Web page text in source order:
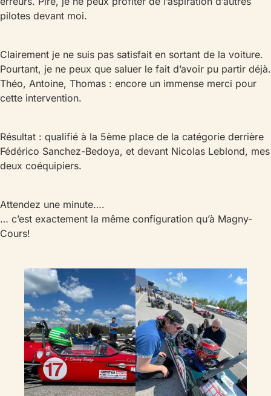
pilotes devant moi.
Clairement je ne suis pas satisfait en sortant de la voiture.
Pourtant, je ne peux que saluer le fait d’avoir pu partir déjà.
Théo, Antoine, Thomas : encore un immense merci pour
cette intervention.
Résultat : qualifié à la 5ème place de la catégorie derrière
Fédérico Sanchez-Bedoya, et devant Nicolas Leblond, mes
deux coéquipiers.
Attendez une minute….
… c’est exactement la même configuration qu’à Magny-
Cours!